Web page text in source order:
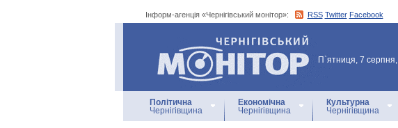
Інформ-агенція «Чернігівський монітор»: RSS Twitter Facebook
Інформ-агенція
«Чернігівський монітор»
П`ятниця, 7 серпня,
Політична
Чернігівщина
Економічна
Чернігівщина
Культурна
Чернігівщина